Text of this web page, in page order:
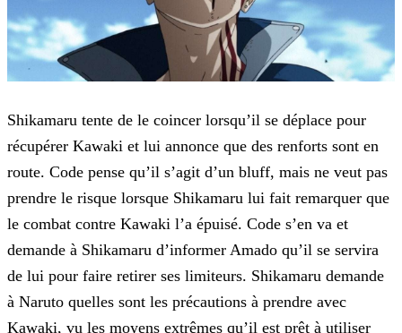
Shikamaru tente de le coincer lorsqu’il se déplace pour
récupérer Kawaki et lui annonce que des renforts sont en
route. Code pense qu’il s’agit d’un bluff, mais ne veut pas
prendre le risque lorsque Shikamaru lui fait remarquer que
le combat contre Kawaki l’a épuisé. Code s’en va et
demande à Shikamaru d’informer Amado qu’il se servira
de lui pour faire retirer ses limiteurs. Shikamaru demande
à Naruto quelles sont les précautions à prendre avec
Kawaki, vu les moyens extrêmes qu’il est prêt à utiliser